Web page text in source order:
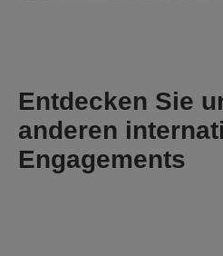
Entdecken Sie
anderen
Engagements